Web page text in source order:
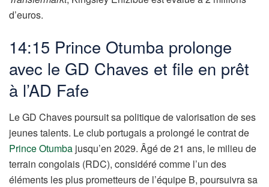
d’euros.
14:15 Prince Otumba prolonge
avec le GD Chaves et file en prêt
à l’AD Fafe
Le GD Chaves poursuit sa politique de valorisation de ses
jeunes talents. Le club portugais a prolongé le contrat de
Prince Otumba jusqu’en 2029. Âgé de 21 ans, le milieu de
terrain congolais (RDC), considéré comme l’un des
éléments les plus prometteurs de l’équipe B, poursuivra sa